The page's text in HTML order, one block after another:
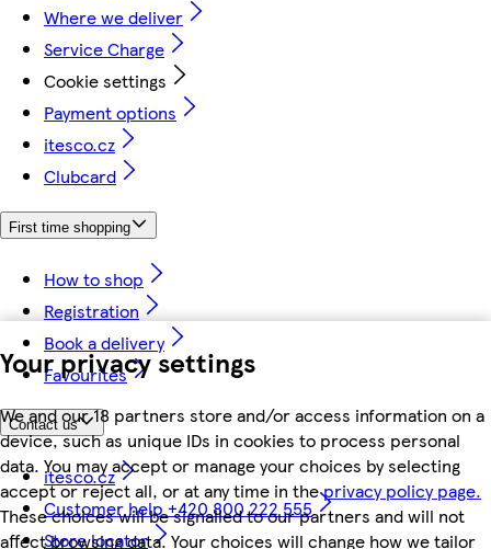
Your privacy settings
We and our 18 partners store and/or access information on a
device, such as unique IDs in cookies to process personal
data. You may accept or manage your choices by selecting
accept or reject all, or at any time in theprivacy policy page.
These choices will be signalled to our partners and will not
affect browsing data. Your choices will change how we tailor
Where we deliver
Service Charge
Cookie settings
Payment options
itesco.cz
Clubcard
First time shopping
How to shop
Registration
Book a delivery
Favourites
Contact us
itesco.cz
Customer help +420 800 222 555
Store locator